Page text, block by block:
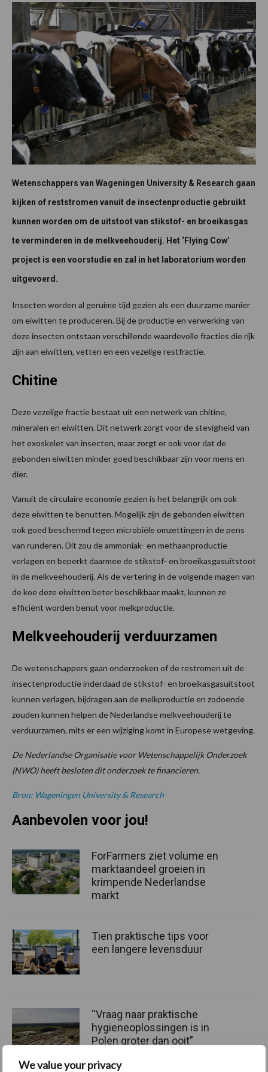
We value your privacy
Wetenschappers van Wageningen University & Research gaan
kijken of reststromen vanuit de insectenproductie gebruikt
kunnen worden om de uitstoot van stikstof- en broeikasgas
te verminderen in de melkveehouderij. Het ‘Flying Cow’
project is een voorstudie en zal in het laboratorium worden
uitgevoerd.
Insecten worden al geruime tijd gezien als een duurzame manier
om eiwitten te produceren. Bij de productie en verwerking van
deze insecten ontstaan verschillende waardevolle fracties die rijk
zijn aan eiwitten, vetten en een vezelige restfractie.
Chitine
Deze vezelige fractie bestaat uit een netwerk van chitine,
mineralen en eiwitten. Dit netwerk zorgt voor de stevigheid van
het exoskelet van insecten, maar zorgt er ook voor dat de
gebonden eiwitten minder goed beschikbaar zijn voor mens en
dier.
Vanuit de circulaire economie gezien is het belangrijk om ook
deze eiwitten te benutten. Mogelijk zijn de gebonden eiwitten
ook goed beschermd tegen microbiële omzettingen in de pens
van runderen. Dit zou de ammoniak- en methaanproductie
verlagen en beperkt daarmee de stikstof- en broeikasgasuitstoot
in de melkveehouderij. Als de vertering in de volgende magen van
de koe deze eiwitten beter beschikbaar maakt, kunnen ze
efficiënt worden benut voor melkproductie.
Melkveehouderij verduurzamen
De wetenschappers gaan onderzoeken of de restromen uit de
insectenproductie inderdaad de stikstof- en broeikasgasuitstoot
kunnen verlagen, bijdragen aan de melkproductie en zodoende
zouden kunnen helpen de Nederlandse melkveehouderij te
verduurzamen, mits er een wijziging komt in Europese wetgeving.
De Nederlandse Organisatie voor Wetenschappelijk Onderzoek
(NWO) heeft besloten dit onderzoek te financieren.
Bron: Wageningen University & Research
Aanbevolen voor jou!
ForFarmers ziet volume en
marktaandeel groeien in
krimpende Nederlandse
markt
Tien praktische tips voor
een langere levensduur
“Vraag naar praktische
hygieneoplossingen is in
Polen groter dan ooit”